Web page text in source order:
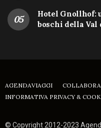
Hotel Gnollhof:
boschi della Val
AGENDAVIAGGI
INFORMATIVA PRIVACY &
© Copyright 2012-2023